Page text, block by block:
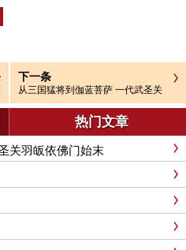
下一条
从三国猛将到伽蓝菩萨 一代武圣关
热门文章
关羽皈依佛门始末